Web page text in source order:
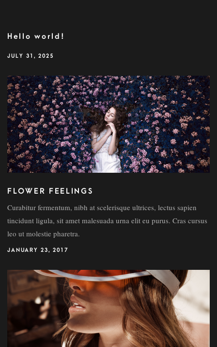
Hello world!
JULY 31, 2025
FLOWER FEELINGS
Curabitur fermentum, nibh at scelerisque ultrices, lectus sapien
tincidunt ligula, sit amet malesuada urna elit eu purus. Cras cursus
leo ut molestie pharetra.
JANUARY 23, 2017